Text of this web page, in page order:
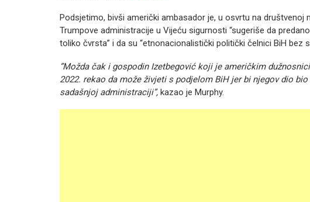
Podsjetimo, bivši američki ambasador je, u osvrtu na društvenoj
Trumpove administracije u Vijeću sigurnosti “sugeriše da
toliko čvrsta” i da su “etnonacionalistički politički čelnici BiH bez
”Možda čak i gospodin Izetbegović koji je američkim
2022. rekao da može živjeti s podjelom BiH jer bi njegov dio
sadašnjoj administraciji”, kazao je Murphy.